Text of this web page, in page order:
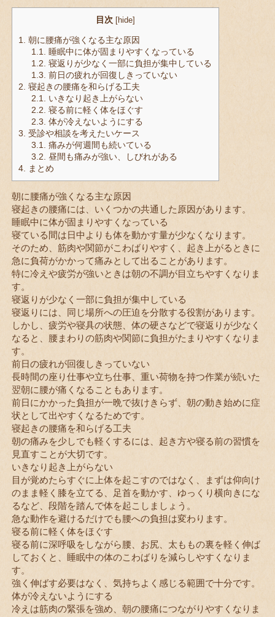
目次 [hide]
1.
朝に腰痛が強くなる主な原因
1.1.
睡眠中に体が固まりやすくなっている
1.2. 寝返りが少なく一部に負担が集中している
1.3. 前日の疲れが回復しきっていない
2. 寝起きの腰痛を和らげる工夫
2.1.
いきなり起き上がらない
2.2. 寝る前に軽く体をほぐす
2.3. 体が冷えないようにする
3. 受診や相談を考えたいケース
3.1.
痛みが何週間も続いている
3.2. 昼間も痛みが強い、しびれがある
4.
まとめ
朝に腰痛が強くなる主な原因
寝起きの腰痛には、いくつかの共通した原因があります。
睡眠中に体が固まりやすくなっている
寝ている間は日中よりも体を動かす量が少なくなります。
そのため、筋肉や関節がこわばりやすく、起き上がるときに
急に負荷がかかって痛みとして出ることがあります。
特に冷えや疲労が強いときは朝の不調が目立ちやすくなりま
す。
寝返りが少なく一部に負担が集中している
寝返りには、同じ場所への圧迫を分散する役割があります。
しかし、疲労や寝具の状態、体の硬さなどで寝返りが少なく
なると、腰まわりの筋肉や関節に負担がたまりやすくなりま
す。
前日の疲れが回復しきっていない
長時間の座り仕事や立ち仕事、重い荷物を持つ作業が続いた
翌朝に腰が痛くなることもあります。
前日にかかった負担が一晩で抜けきらず、朝の動き始めに症
状として出やすくなるためです。
寝起きの腰痛を和らげる工夫
朝の痛みを少しでも軽くするには、起き方や寝る前の習慣を
見直すことが大切です。
いきなり起き上がらない
目が覚めたらすぐに上体を起こすのではなく、まずは仰向け
のまま軽く膝を立てる、足首を動かす、ゆっくり横向きにな
るなど、段階を踏んで体を起こしましょう。
急な動作を避けるだけでも腰への負担は変わります。
寝る前に軽く体をほぐす
寝る前に深呼吸をしながら腰、お尻、太ももの裏を軽く伸ば
しておくと、睡眠中の体のこわばりを減らしやすくなりま
す。
強く伸ばす必要はなく、気持ちよく感じる範囲で十分です。
体が冷えないようにする
冷えは筋肉の緊張を強め、朝の腰痛につながりやすくなりま